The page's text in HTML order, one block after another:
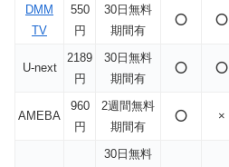
DMM
TV
550
円
30日無料
期間有
⭕️ ⭕️
U-next
2189
円
30日無料
期間有
⭕️ ⭕️
AMEBA
960
円
2週間無料
期間有
⭕️ ×
30日無料